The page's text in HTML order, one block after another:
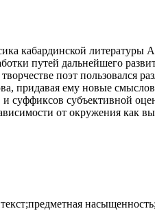
кабардинской
путей дальнейшего
поэт пользовался
придавая ему новые
и суффиксов субъективной
от окружения как